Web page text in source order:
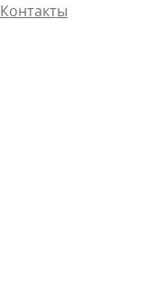
Контакты